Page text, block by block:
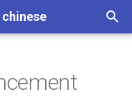
Containers
命令行
Core
Promises
教育
Asyncio
RxJava
Composer
Education
教育
Gems
教程
教程
西班牙语
论文
TensorFlow
浏览器插件
Slack
GeoJSON
Answers
Code Points